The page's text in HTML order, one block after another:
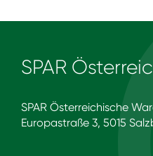
SPAR
SPAR Österreichische
Europastraße 3, 5015